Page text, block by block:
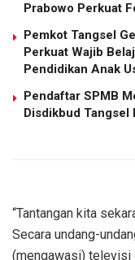
Prabowo Perkuat
Pemkot Tangsel
Perkuat Wajib
Pendidikan Anak
Pendaftar SPMB
Disdikbud Tangsel
“Tantangan kita
Secara undang-
(mengawasi) televisi